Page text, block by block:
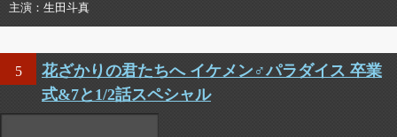
主演
生田斗真
5
花ざかりの君たちへ イケメン♂パラダイス 卒業
式&7と1/2話スペシャル